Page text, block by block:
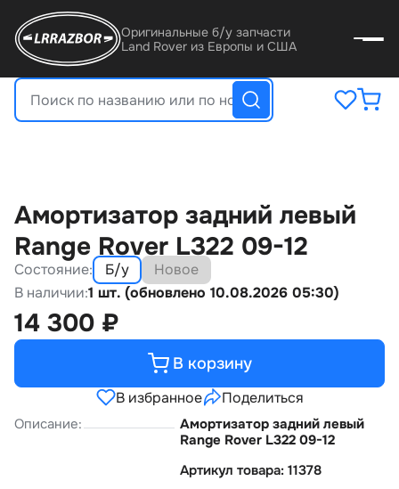
Оригинальные б/у запчасти
Land Rover из Европы и США
Амортизатор задний левый
Range Rover L322 09-12
Состояние: Б/у
Новое
В наличии:1 шт. (обновлено 10.08.2026 05:30)
14 300 ₽
В корзину
В избранное Поделиться
Описание:
Амортизатор задний левый
Range Rover L322 09-12
Артикул товара: 11378